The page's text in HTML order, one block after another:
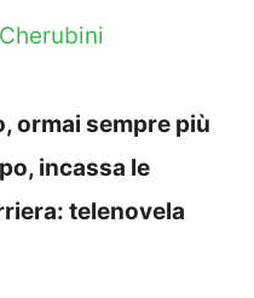
ormai sempre più
incassa le
telenovela